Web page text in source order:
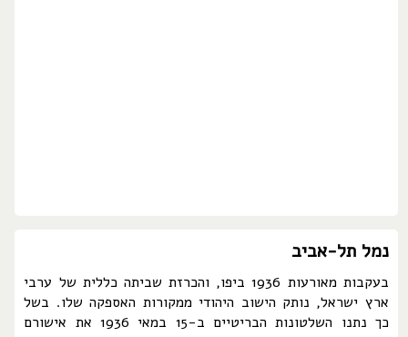
נמל תל-אביב
בעקבות מאורעות 1936 ביפו, והכרזת שביתה כללית של ערבי
ארץ ישראל, נותק הישוב היהודי ממקורות האספקה שלו. בשל
כך נתנו השלטונות הבריטיים ב-15 במאי 1936 את אישורם